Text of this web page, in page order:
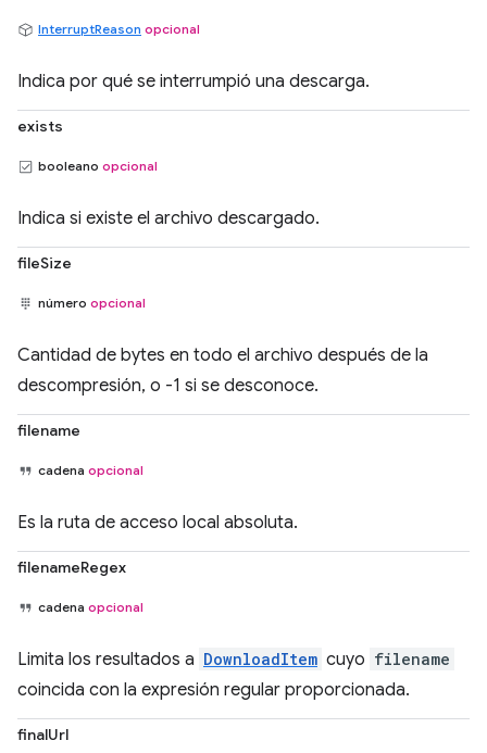
InterruptReason opcional
Indica por qué se interrumpió una descarga.
exists
booleano opcional
Indica si existe el archivo descargado.
fileSize
número opcional
Cantidad de bytes en todo el archivo después de la
descompresión, o -1 si se desconoce.
filename
cadena opcional
Es la ruta de acceso local absoluta.
filenameRegex
cadena opcional
Limita los resultados a DownloadItem cuyo filename
coincida con la expresión regular proporcionada.
finalUrl